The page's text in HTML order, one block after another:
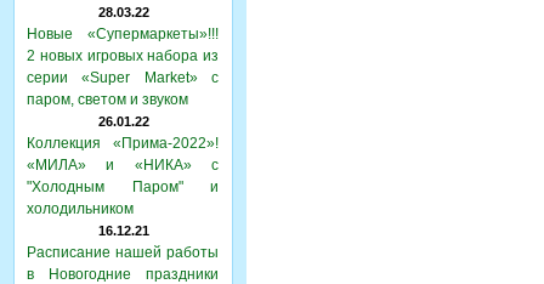
28.03.22
Новые «Супермаркеты»!!!
2 новых игровых набора из
серии «Super Market» с
паром, светом и звуком
26.01.22
Коллекция «Прима-2022»!
«МИЛА» и «НИКА» с
"Холодным Паром" и
холодильником
16.12.21
Расписание нашей работы
в Новогодние праздники